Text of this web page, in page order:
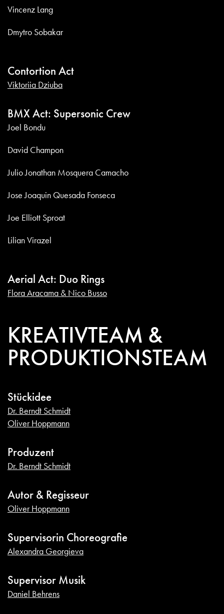
Vincenz Lang
Dmytro Sobakar
Contortion Act
Viktoriia Dziuba
BMX Act: Supersonic Crew
Joel Bondu
David Champon
Julio Jonathan Mosquera Camacho
Jose Joaquin Quesada Fonseca
Joe Elliott Sproat
Lilian Virazel
Aerial Act: Duo Rings
Flora Aracama & Nico Busso
KREATIVTEAM &
PRODUKTIONSTEAM
Stückidee
Dr. Berndt Schmidt
Oliver Hoppmann
Produzent
Dr. Berndt Schmidt
Autor & Regisseur
Oliver Hoppmann
Supervisorin Choreografie
Alexandra Georgieva
Supervisor Musik
Daniel Behrens